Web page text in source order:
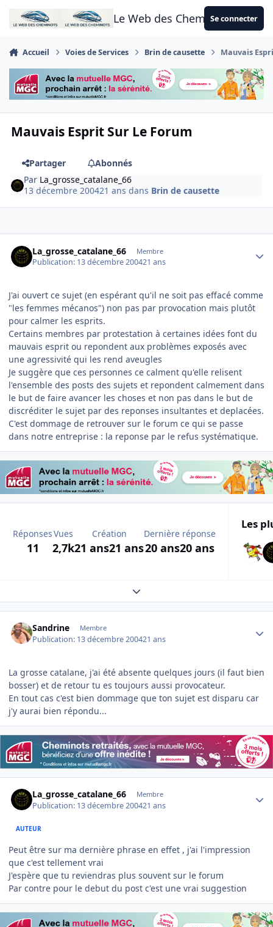
Aller au contenu
Le Web des CheminotsSe connecter
Accueil Voies de Services Brin de causette Mauvais
Mauvais Esprit Sur Le Forum
Partager
Abonnés
Par La_grosse_catalane_66
13 décembre 200421 ans dans Brin de causette
La_grosse_catalane_66 Membre
Publication: 13 décembre 200421 ans
J'ai ouvert ce sujet (en espérant qu'il ne soit pas effacé comme
"les femmes mécanos") non pas par provocation mais plutôt
pour calmer les esprits.
Certains membres par protestation à certaines idées font du
mauvais esprit ou repondent aux problèmes exposés avec
une agressivité qui les rend aveugles
Je suggère que ces personnes ce calment qu'elle relisent
l'ensemble des posts des sujets et repondent calmement dans
le but de faire avancer les choses et non pas dans le but de
discréditer le sujet par des reponses insultantes et deplacées.
C'est dommage de retrouver sur le forum ce qui se passe
dans notre entreprise : la reponse par le refus systématique.
Réponses
11
Vues
2,7k
Création
21 ans21 ans
Dernière réponse
20 ans20 ans
Les
Expand topic overview
Sandrine Membre
Publication: 13 décembre 200421 ans
La grosse catalane, j'ai été absente quelques jours (il faut bien
bosser) et de retour tu es toujours aussi provocateur.
En tout cas c'est bien dommage que ton sujet est disparu car
j'y aurai bien répondu...
La_grosse_catalane_66 Membre
Publication: 13 décembre 200421 ans
AUTEUR
Peut être sur ma dernière phrase en effet , j'ai l'impression
que c'est tellement vrai
J'espère que tu reviendras plus souvent sur le forum
Par contre pour le debut du post c'est une vrai suggestion